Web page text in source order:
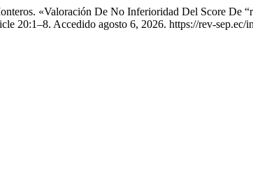
«Valoración De No Inferioridad Del Score De
20:1–8. Accedido agosto 6, 2026. https://rev-sep.ec/